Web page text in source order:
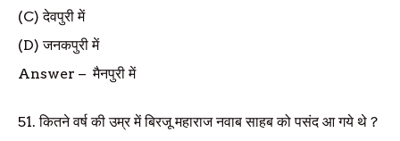
(C)देवपुरी में
(D)जनकपुरी में
Answer –मैनपुरी में
51.कितने वर्ष की उम्र में बिरजू महाराज नवाब साहब को पसंद आ गये थे ?